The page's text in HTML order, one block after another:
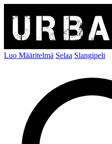
Luo Määritelmä Selaa Slangipeli